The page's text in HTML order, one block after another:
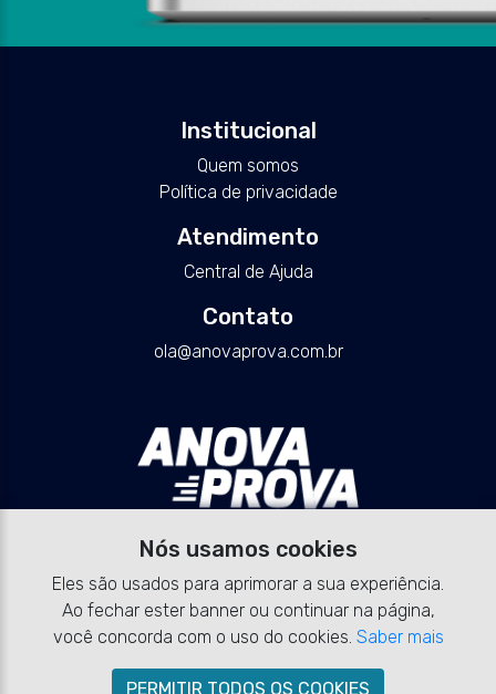
Nós usamos cookies
Eles são usados para aprimorar a sua experiência.
Ao fechar ester banner ou continuar na página,
você concorda com o uso do cookies. Saber mais
PERMITIR TODOS OS COOKIES
Institucional
Quem somos
Política de privacidade
Atendimento
Central de Ajuda
Contato
ola@anovaprova.com.br